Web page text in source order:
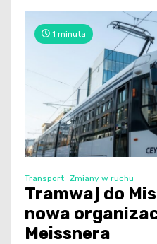
1 minuta
Transport Zmiany w ruchu
Tramwaj do
nowa
Meissnera